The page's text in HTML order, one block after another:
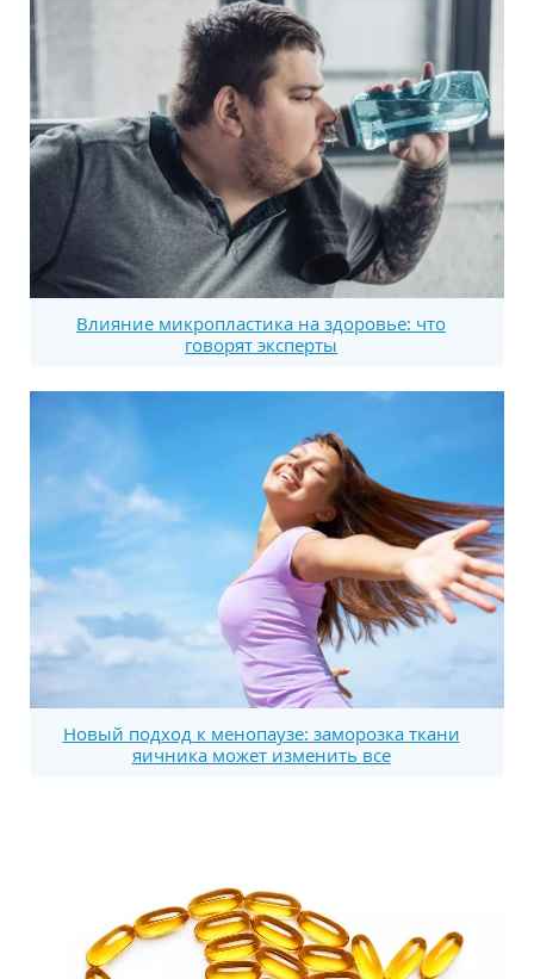
Влияние микропластика на здоровье: что
говорят эксперты
Новый подход к менопаузе: заморозка ткани
яичника может изменить все